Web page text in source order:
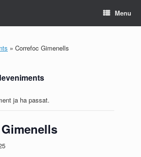
Menu
» Correfoc Gimenells
ja ha passat.